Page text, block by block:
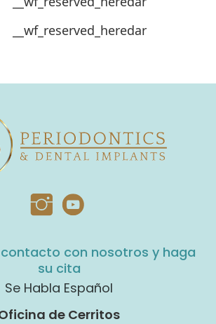
contacto con nosotros y haga
su cita
Se Habla Español
de Cerritos